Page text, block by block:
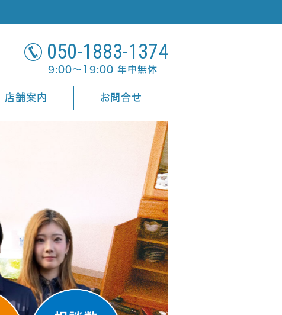
050-1883-1374
9:00～19:00 年中無休
店舗案内 お問合せ